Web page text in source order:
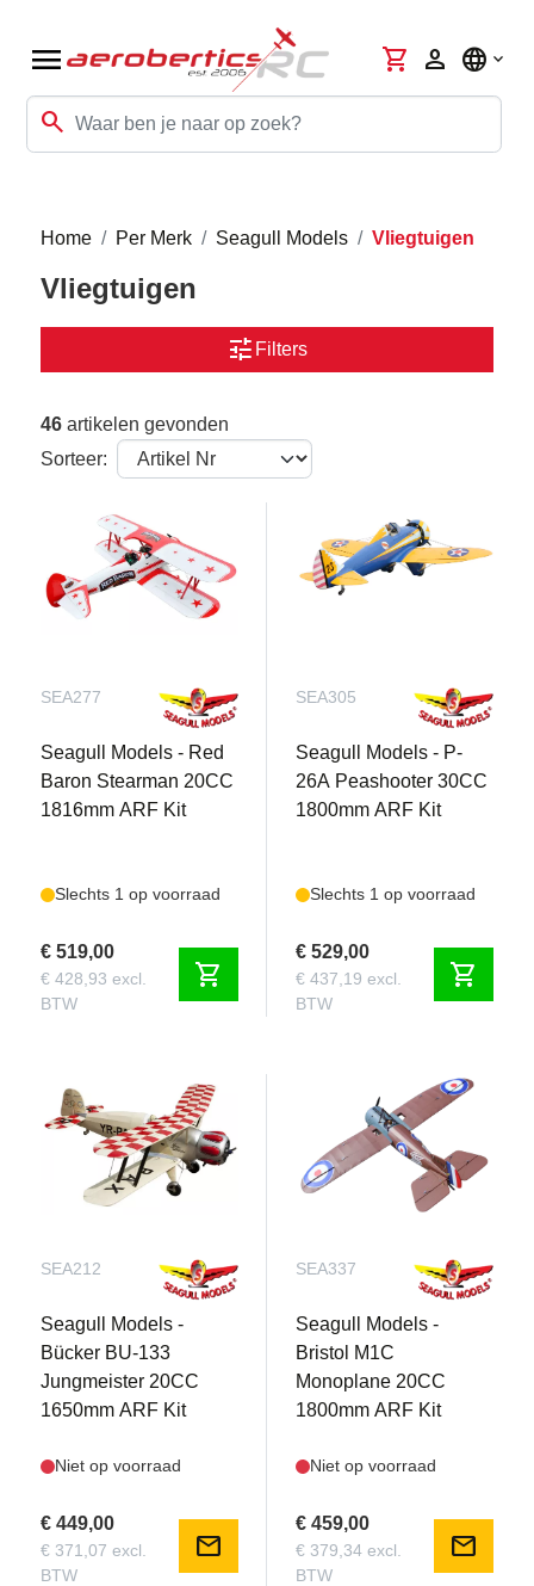
menu
search
shopping_cart person language
Home Per Merk Seagull Models Vliegtuigen
Vliegtuigen
tune Filters
46 artikelen gevonden
Sorteer:
SEA277
Seagull Models - Red
Baron Stearman 20CC
1816mm ARF Kit
Slechts 1 op voorraad
€ 519,00
€ 428,93 excl.
BTW
shopping_cart
SEA305
Seagull Models - P-
26A Peashooter 30CC
1800mm ARF Kit
Slechts 1 op voorraad
€ 529,00
€ 437,19 excl.
BTW
shopping_cart
SEA212
Seagull Models -
Bücker BU-133
Jungmeister 20CC
1650mm ARF Kit
Niet op voorraad
€ 449,00
€ 371,07 excl.
BTW
mail
SEA337
Seagull Models -
Bristol M1C
Monoplane 20CC
1800mm ARF Kit
Niet op voorraad
€ 459,00
€ 379,34 excl.
BTW
mail